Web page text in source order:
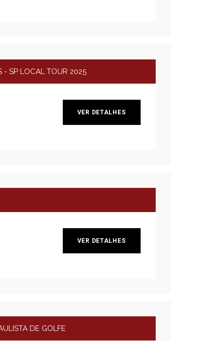
- SP LOCAL TOUR 2025
VER DETALHES
VER DETALHES
DE GOLFE